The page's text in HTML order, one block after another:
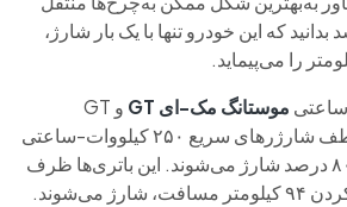
که این خودرو تنها با یک بار شارژ،
موستانگ مک-ای GT
و GT
پرفورمنس-ادیشن به‌لطف شارژرهای سریع ۲۵۰ کیلووات-ساعتی
DC ظرف ۴۵ دقیقه تا ۸۰ درصد شارژ می‌شوند. این باتری‌ها ظرف
۱۰ دقیقه به‌اندازه طی کردن ۹۴ کیلومتر مسافت، شارژ می‌شوند.